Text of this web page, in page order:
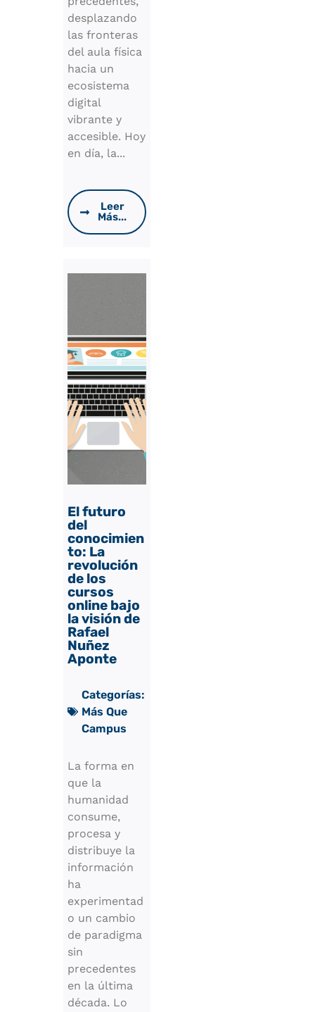
desplazando
las fronteras
del aula física
hacia un
ecosistema
digital
vibrante y
accesible. Hoy
en día, la...
Leer
Más...
El futuro
del
conocimien
to: La
revolución
de los
cursos
online bajo
la visión de
Rafael
Nuñez
Aponte
Categorías:
Más Que
Campus
La forma en
que la
humanidad
consume,
procesa y
distribuye la
información
ha
experimentad
o un cambio
de paradigma
sin
precedentes
en la última
década. Lo